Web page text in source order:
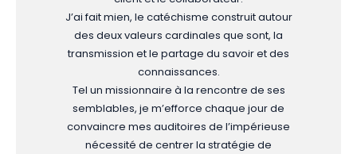
J’ai fait mien, le catéchisme construit autour
des deux valeurs cardinales que sont, la
transmission et le partage du savoir et des
connaissances.
Tel un missionnaire à la rencontre de ses
semblables, je m’efforce chaque jour de
convaincre mes auditoires de l’impérieuse
nécessité de centrer la stratégie de